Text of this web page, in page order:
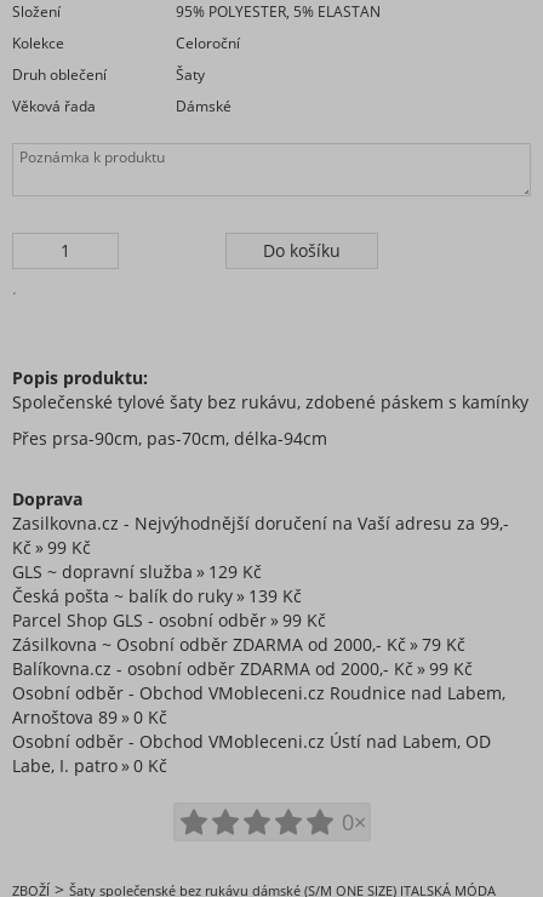
Složení
95% POLYESTER, 5% ELASTAN
Kolekce
Celoroční
Druh oblečení
Šaty
Věková řada
Dámské
.
Popis produktu:
Společenské tylové šaty bez rukávu, zdobené páskem s kamínky
Přes prsa-90cm, pas-70cm, délka-94cm
Doprava
Zasilkovna.cz - Nejvýhodnější doručení na Vaší adresu za 99,-
Kč
99 Kč
GLS ~ dopravní služba
129 Kč
Česká pošta ~ balík do ruky
139 Kč
Parcel Shop GLS - osobní odběr
99 Kč
Zásilkovna ~ Osobní odběr ZDARMA od 2000,- Kč
79 Kč
Balíkovna.cz - osobní odběr ZDARMA od 2000,- Kč
99 Kč
Osobní odběr - Obchod VMobleceni.cz Roudnice nad Labem,
Arnoštova 89
0 Kč
Osobní odběr - Obchod VMobleceni.cz Ústí nad Labem, OD
Labe, I. patro
0 Kč
0×
ZBOŽÍ > Šaty společenské bez rukávu dámské (S/M ONE SIZE) ITALSKÁ MÓDA